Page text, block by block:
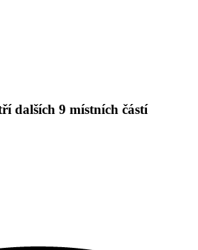
dalších 9 místních částí